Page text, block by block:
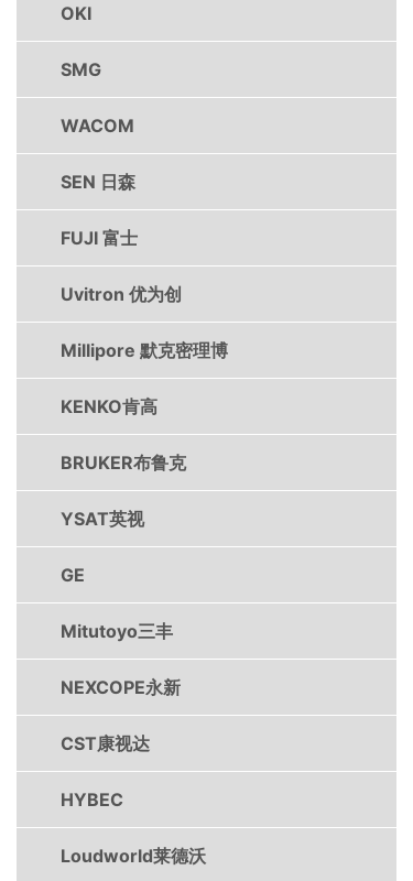
OKI
SMG
WACOM
SEN 日森
FUJI 富士
Uvitron 优为创
Millipore 默克密理博
KENKO肯高
BRUKER布鲁克
YSAT英视
GE
Mitutoyo三丰
NEXCOPE永新
CST康视达
HYBEC
Loudworld莱德沃